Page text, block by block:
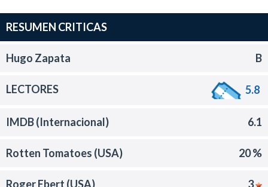
RESUMEN CRITICAS
Hugo Zapata B
LECTORES 5.8
IMDB (Internacional) 6.1
Rotten Tomatoes (USA) 20 %
Roger Ebert (USA) 3